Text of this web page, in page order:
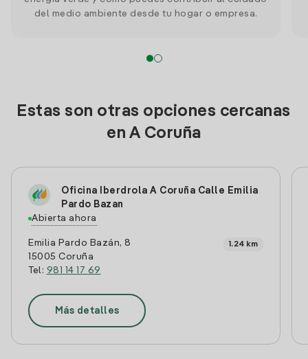
del medio ambiente desde tu hogar o empresa.
Estas son otras opciones cercanas
en A Coruña
Oficina Iberdrola A Coruña Calle Emilia
Pardo Bazan
Abierta ahora
Emilia Pardo Bazán, 8
15005 Coruña
Tel: 981 14 17 69
1.24 km
Más detalles